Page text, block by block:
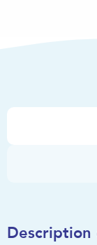
Description